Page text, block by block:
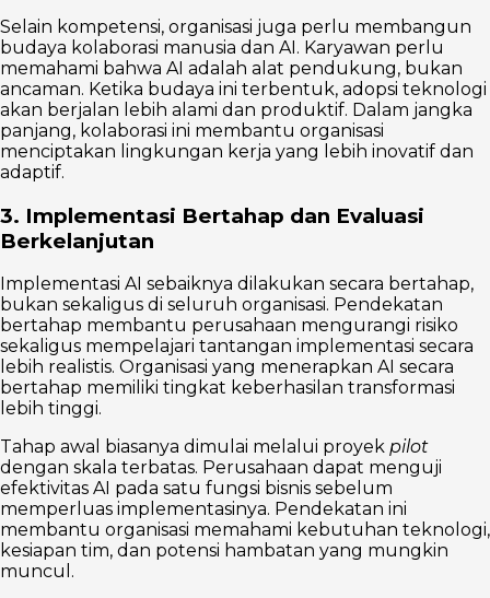
Selain kompetensi, organisasi juga perlu membangun
budaya kolaborasi manusia dan AI. Karyawan perlu
memahami bahwa AI adalah alat pendukung, bukan
ancaman. Ketika budaya ini terbentuk, adopsi teknologi
akan berjalan lebih alami dan produktif. Dalam jangka
panjang, kolaborasi ini membantu organisasi
menciptakan lingkungan kerja yang lebih inovatif dan
adaptif.
3. Implementasi Bertahap dan Evaluasi
Berkelanjutan
Implementasi AI sebaiknya dilakukan secara bertahap,
bukan sekaligus di seluruh organisasi. Pendekatan
bertahap membantu perusahaan mengurangi risiko
sekaligus mempelajari tantangan implementasi secara
lebih realistis. Organisasi yang menerapkan AI secara
bertahap memiliki tingkat keberhasilan transformasi
lebih tinggi.
Tahap awal biasanya dimulai melalui proyek pilot
dengan skala terbatas. Perusahaan dapat menguji
efektivitas AI pada satu fungsi bisnis sebelum
memperluas implementasinya. Pendekatan ini
membantu organisasi memahami kebutuhan teknologi,
kesiapan tim, dan potensi hambatan yang mungkin
muncul.